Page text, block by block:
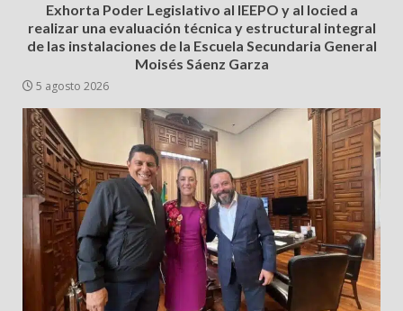
Exhorta Poder Legislativo al IEEPO y al Iocied a
realizar una evaluación técnica y estructural integral
de las instalaciones de la Escuela Secundaria General
Moisés Sáenz Garza
5 agosto 2026